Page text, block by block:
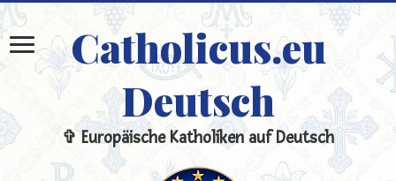
Catholicus.eu
Deutsch
✞ Europäische Katholiken auf Deutsch